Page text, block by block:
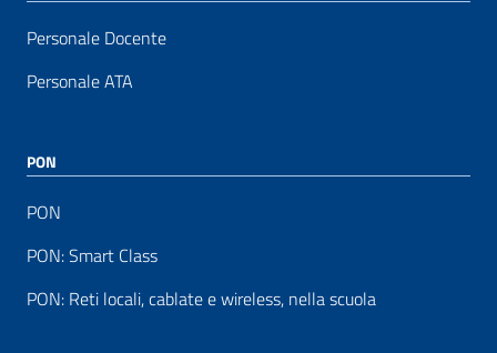
Personale Docente
Personale ATA
PON
PON
PON: Smart Class
PON: Reti locali, cablate e wireless, nella scuola